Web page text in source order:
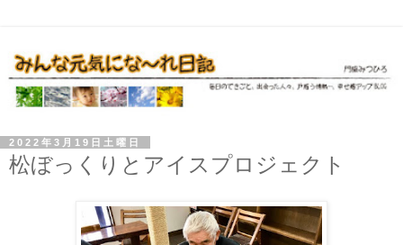
2022年3月19日土曜日
松ぼっくりとアイスプロジェクト